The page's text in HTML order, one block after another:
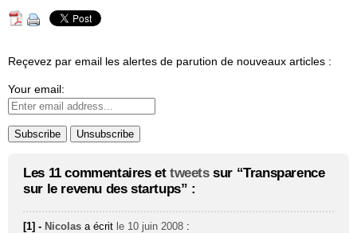
Reçevez par email les alertes de parution de nouveaux articles :
Your email:
Les 11 commentaires et tweetssur “Transparence
sur le revenu des startups” :
[1] - Nicolas a écrit le 10 juin 2008 :